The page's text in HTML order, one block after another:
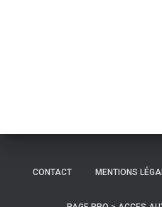
CONTACT MENTIONS